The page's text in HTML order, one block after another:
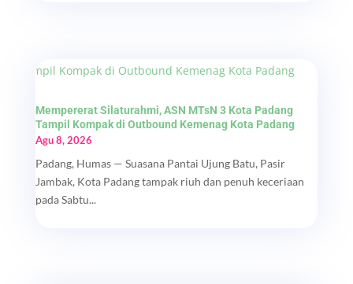
Mempererat Silaturahmi, ASN MTsN 3 Kota Padang
Tampil Kompak di Outbound Kemenag Kota Padang
Agu 8, 2026
Padang, Humas — Suasana Pantai Ujung Batu, Pasir
Jambak, Kota Padang tampak riuh dan penuh keceriaan
pada Sabtu...